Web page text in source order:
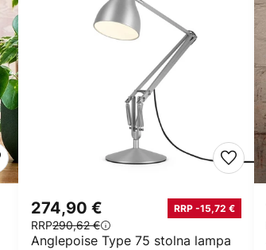
Anglepoise Type 75 stolna lampa
274,90 € RRP -15,72 €
RRP290,62 €